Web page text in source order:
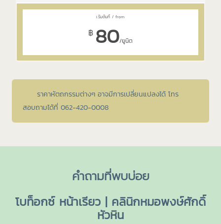
฿ 80/ยูนิต
ราคาหัตถกรรมต่างๆ อาจมีการเปลี่ยนแปลงได้ โทร
สอบถามได้ที่ 062-420-0008
คำถามที่พบบ่อย
โบท็อกซ์ หน้าเรียว | คลินิกหมอพงษ์ศักดิ์
หัวหิน